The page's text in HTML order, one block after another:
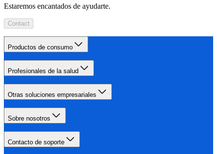
Estaremos encantados de ayudarte.
Contact
Productos de consumo
Profesionales de la salud
Otras soluciones empresariales
Sobre nosotros
Contacto de soporte